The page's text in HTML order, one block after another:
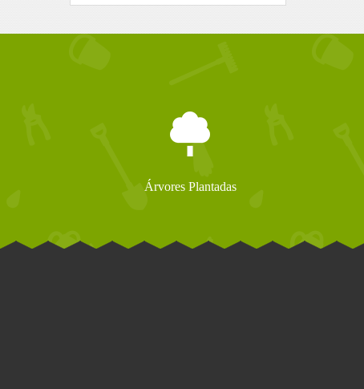
Árvores Plantadas